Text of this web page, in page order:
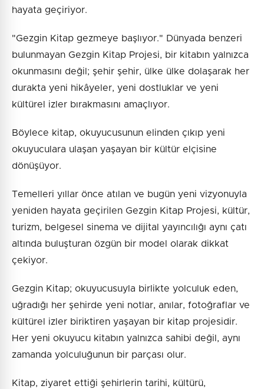
hayata geçiriyor.
"Gezgin Kitap gezmeye başlıyor." Dünyada benzeri
bulunmayan Gezgin Kitap Projesi, bir kitabın yalnızca
okunmasını değil; şehir şehir, ülke ülke dolaşarak her
durakta yeni hikâyeler, yeni dostluklar ve yeni
kültürel izler bırakmasını amaçlıyor.
Böylece kitap, okuyucusunun elinden çıkıp yeni
okuyuculara ulaşan yaşayan bir kültür elçisine
dönüşüyor.
Temelleri yıllar önce atılan ve bugün yeni vizyonuyla
yeniden hayata geçirilen Gezgin Kitap Projesi, kültür,
turizm, belgesel sinema ve dijital yayıncılığı aynı çatı
altında buluşturan özgün bir model olarak dikkat
çekiyor.
Gezgin Kitap; okuyucusuyla birlikte yolculuk eden,
uğradığı her şehirde yeni notlar, anılar, fotoğraflar ve
kültürel izler biriktiren yaşayan bir kitap projesidir.
Her yeni okuyucu kitabın yalnızca sahibi değil, aynı
zamanda yolculuğunun bir parçası olur.
Kitap, ziyaret ettiği şehirlerin tarihi, kültürü,